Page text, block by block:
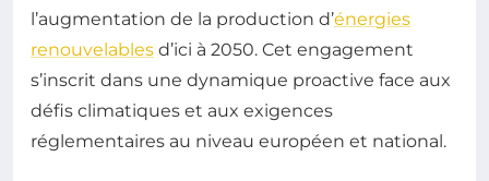
l’augmentation de la production d’énergies
renouvelables d’ici à 2050. Cet engagement
s’inscrit dans une dynamique proactive face aux
défis climatiques et aux exigences
réglementaires au niveau européen et national.